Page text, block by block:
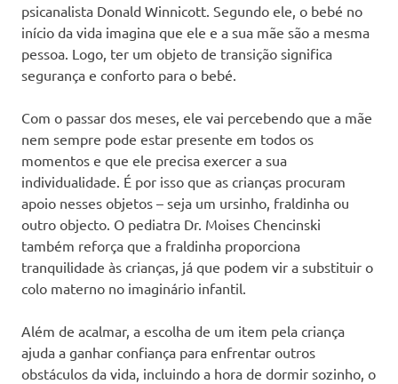
psicanalista Donald Winnicott. Segundo ele, o bebé no
início da vida imagina que ele e a sua mãe são a mesma
pessoa. Logo, ter um objeto de transição significa
segurança e conforto para o bebé.
Com o passar dos meses, ele vai percebendo que a mãe
nem sempre pode estar presente em todos os
momentos e que ele precisa exercer a sua
individualidade. É por isso que as crianças procuram
apoio nesses objetos – seja um ursinho, fraldinha ou
outro objecto. O pediatra Dr. Moises Chencinski
também reforça que a fraldinha proporciona
tranquilidade às crianças, já que podem vir a substituir o
colo materno no imaginário infantil.
Além de acalmar, a escolha de um item pela criança
ajuda a ganhar confiança para enfrentar outros
obstáculos da vida, incluindo a hora de dormir sozinho, o